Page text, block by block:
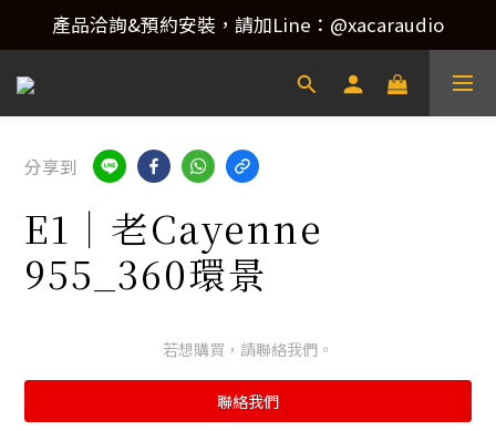
產品洽詢&預約安裝，請加Line：@xacaraudio
產品洽詢&預約安裝，請加Line：@xacaraudio
歡迎來電洽詢 02-22773788！
產品洽詢&預約安裝，請加Line：@xacaraudio
分享到
E1｜老Cayenne
955_360環景
若想購買，請聯絡我們。
聯絡我們